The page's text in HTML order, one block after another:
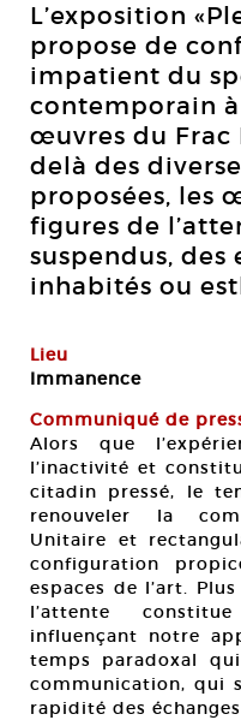
L’exposition
propose de
impatient du
contemporain
œuvres du Frac
delà des
proposées, les
figures de
suspendus, des
inhabités ou
Lieu
Immanence
Communiqué de
Alors que
l’inactivité et
citadin pressé, le
renouveler la
Unitaire et
configuration
espaces de l’art.
l’attente
influençant notre
temps paradoxal
communication, qui
rapidité des